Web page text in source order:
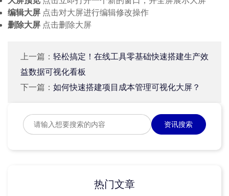
编辑大屏 点击对大屏进行编辑修改操作
删除大屏 点击删除大屏
上一篇： 轻松搞定！在线工具零基础快速搭建生产效
益数据可视化看板
下一篇： 如何快速搭建项目成本管理可视化大屏？
资讯搜索
热门文章